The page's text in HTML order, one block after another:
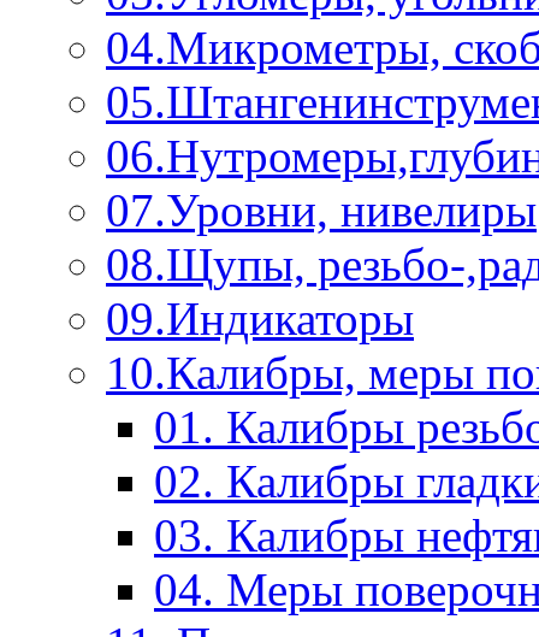
04.Микрометры,
07.Уровни, нивелиры
08.Щупы, резьбо-
09.Индикаторы
10.Калибры, меры
01. Калибры
02. Калибры
03. Калибры
04. Меры